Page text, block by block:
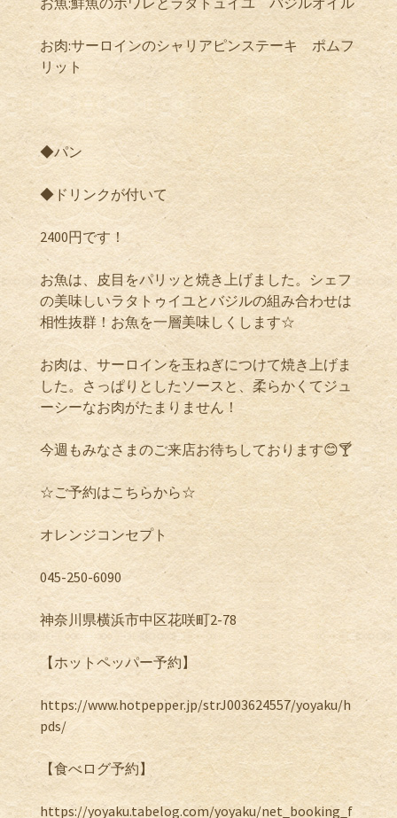
お肉:サーロインのシャリアピンステーキ ポムフ
リット
◆パン
◆ドリンクが付いて
2400円です！
お魚は、皮目をパリッと焼き上げました。シェフ
の美味しいラタトゥイユとバジルの組み合わせは
相性抜群！お魚を一層美味しくします☆
お肉は、サーロインを玉ねぎにつけて焼き上げま
した。さっぱりとしたソースと、柔らかくてジュ
ーシーなお肉がたまりません！
今週もみなさまのご来店お待ちしております😊🍸
☆ご予約はこちらから☆
オレンジコンセプト
045-250-6090
神奈川県横浜市中区花咲町2-78
【ホットペッパー予約】
https://www.hotpepper.jp/strJ003624557/yoyaku/h
pds/
【食べログ予約】
https://yoyaku.tabelog.com/yoyaku/net_booking_f